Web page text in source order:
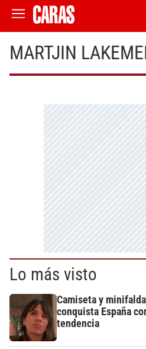
MARTJIN
Lo más visto
Camiseta y
conquista España
tendencia